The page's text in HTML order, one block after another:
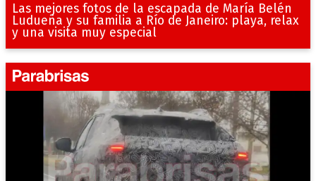
Las mejores fotos de la escapada de María Belén
Ludueña y su familia a Río de Janeiro: playa, relax
y una visita muy especial